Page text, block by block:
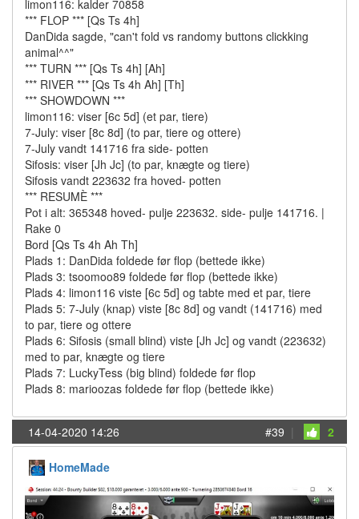
limon116: kalder 70858
*** FLOP *** [Qs Ts 4h]
DanDida sagde, "can't fold vs randomy buttons clickking
animal^^"
*** TURN *** [Qs Ts 4h] [Ah]
*** RIVER *** [Qs Ts 4h Ah] [Th]
*** SHOWDOWN ***
limon116: viser [6c 5d] (et par, tiere)
7-July: viser [8c 8d] (to par, tiere og ottere)
7-July vandt 141716 fra side- potten
Sifosis: viser [Jh Jc] (to par, knægte og tiere)
Sifosis vandt 223632 fra hoved- potten
*** RESUMÈ ***
Pot i alt: 365348 hoved- pulje 223632. side- pulje 141716. |
Rake 0
Bord [Qs Ts 4h Ah Th]
Plads 1: DanDida foldede før flop (bettede ikke)
Plads 3: tsoomoo89 foldede før flop (bettede ikke)
Plads 4: limon116 viste [6c 5d] og tabte med et par, tiere
Plads 5: 7-July (knap) viste [8c 8d] og vandt (141716) med
to par, tiere og ottere
Plads 6: Sifosis (small blind) viste [Jh Jc] og vandt (223632)
med to par, knægte og tiere
Plads 7: LuckyTess (big blind) foldede før flop
Plads 8: marioozas foldede før flop (bettede ikke)
14-04-2020 14:26 #39 | 2
HomeMade